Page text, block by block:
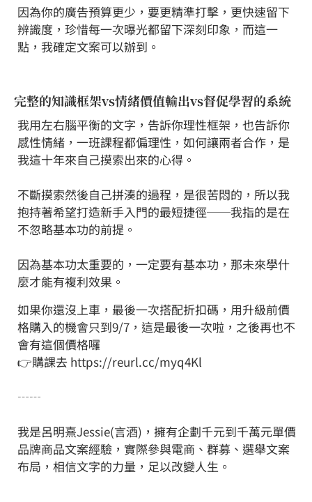
因為你的廣告預算更少，要更精準打擊，更快速留下
辨識度，珍惜每一次曝光都留下深刻印象，而這一
點，我確定文案可以辦到。
完整的知識框架vs情緒價值輸出vs督促學習的系統
我用左右腦平衡的文字，告訴你理性框架，也告訴你
感性情緒，一班課程都偏理性，如何讓兩者合作，是
我這十年來自己摸索出來的心得。
不斷摸索然後自己拼湊的過程，是很苦悶的，所以我
抱持著希望打造新手入門的最短捷徑──我指的是在
不忽略基本功的前提。
因為基本功太重要的，一定要有基本功，那未來學什
麼才能有複利效果。
如果你還沒上車，最後一次搭配折扣碼，用升級前價
格購入的機會只到9/7，這是最後一次啦，之後再也不
會有這個價格囉
👉購課去 https://reurl.cc/myq4Kl
┄┄
我是呂明熹Jessie(言酒)，擁有企劃千元到千萬元單價
品牌商品文案經驗，實際參與電商、群募、選舉文案
布局，相信文字的力量，足以改變人生。